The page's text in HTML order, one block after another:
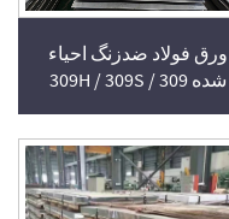
ورق فولاد ضدزنگ احیاء
شده 309H / 309S / 309